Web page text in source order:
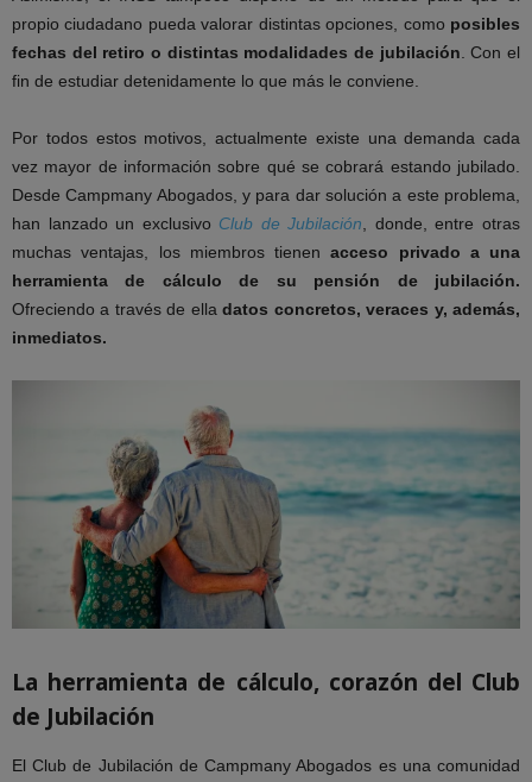
propiociudadano pueda valorar distintas opciones, como posibles
fechas del retiro o distintas modalidades de jubilación . Con el
fin de estudiar detenidamente lo que más le conviene.
Por todos estos motivos, actualmente existe una demanda cada
vez mayor de información sobre qué se cobrará estando jubilado.
Desde Campmany Abogados, y para dar solución a este problema,
han lanzado un exclusivo Club de Jubilación , donde, entre otras
muchas ventajas, los miembros tienenacceso privado a una
herramienta de cálculo de su pensión de jubilación.
Ofreciendo a través de ella datos concretos, veraces y, además,
inmediatos.
La herramienta de cálculo, corazón del Club
de Jubilación
El Club de Jubilación de Campmany Abogados es una comunidad